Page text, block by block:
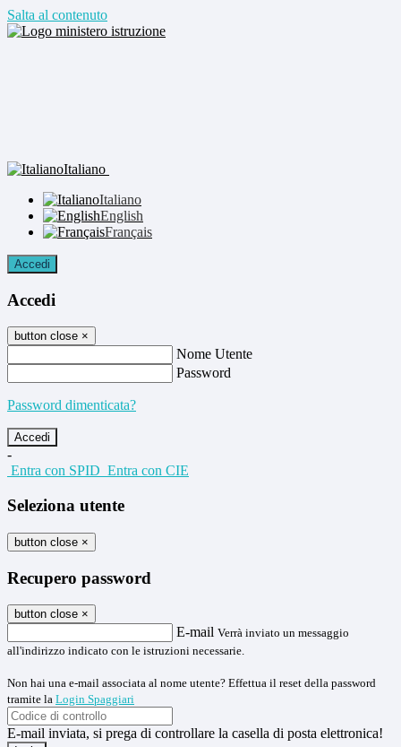
Salta al contenuto
Italiano
Italiano
English
Français
Accedi
Accedi
button close ×
Nome Utente
Password
Password dimenticata?
-
Entra con SPID Entra con CIE
Seleziona utente
button close ×
Recupero password
button close ×
E-mail Verrà inviato un messaggio
all'indirizzo indicato con le istruzioni necessarie.
Non hai una e-mail associata al nome utente? Effettua il reset della password
tramite la Login Spaggiari
E-mail inviata, si prega di controllare la casella di posta elettronica!